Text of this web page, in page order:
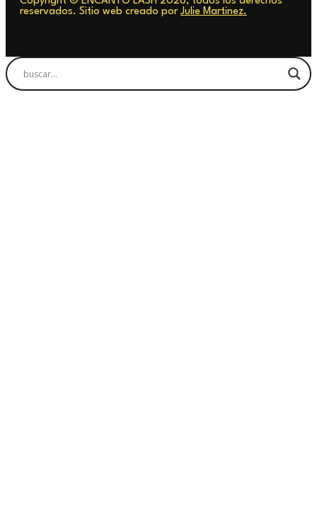
reservados. Sitio web creado por Julie Martinez.